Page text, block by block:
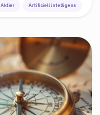
Aktier Artificiell intelligens